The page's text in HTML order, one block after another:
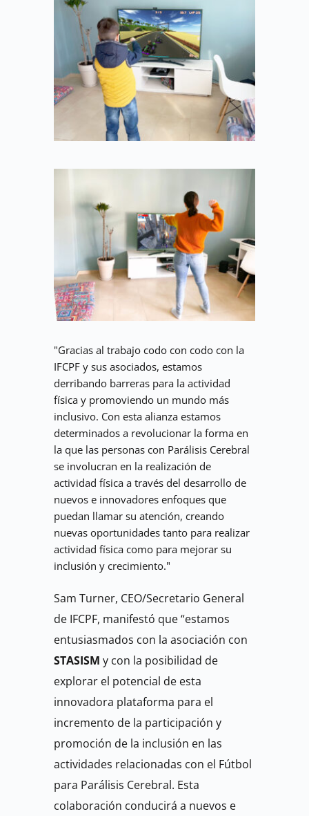
"Gracias al trabajo codo con codo con la
IFCPF y sus asociados, estamos
derribando barreras para la actividad
física y promoviendo un mundo más
inclusivo. Con esta alianza estamos
determinados a revolucionar la forma en
la que las personas con Parálisis Cerebral
se involucran en la realización de
actividad física a través del desarrollo de
nuevos e innovadores enfoques que
puedan llamar su atención, creando
nuevas oportunidades tanto para realizar
actividad física como para mejorar su
inclusión y crecimiento."
Sam Turner, CEO/Secretario General
de IFCPF, manifestó que “estamos
STASISM y con la posibilidad de
explorar el potencial de esta
innovadora plataforma para el
incremento de la participación y
promoción de la inclusión en las
actividades relacionadas con el Fútbol
para Parálisis Cerebral. Esta
colaboración conducirá a nuevos e